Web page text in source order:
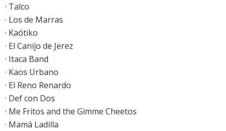
· Talco
· Los de Marras
· Kaótiko
· El Canijo de Jerez
· Itaca Band
· Kaos Urbano
· El Reno Renardo
· Def con Dos
· Me Fritos and the Gimme Cheetos
· Mamá Ladilla